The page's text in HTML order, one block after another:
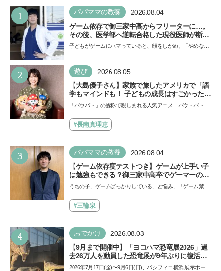
1 パパママの教養 2026.08.04
ゲーム依存で御三家中高からフリーターに…。
その後、医学部へ逆転合格した現役医師が断言
「ゲームの経験が受験勉強に役立った」そう考
子どもがゲームにハマっていると、顔をしかめ、「やめなさ
い…
2 遊び 2026.08.05
【大島優子さん】家族で旅したアメリカで「語
学もマインドも！ 子どもの成長はすごかった」
声優をつとめた映画『パウ・パトロール ザ・ダ
できると子どもに知ってほしい
「パウパト」の愛称で親しまれる人気アニメ「パウ・パトロ
ザ…
#長南真理恵
3 パパママの教養 2026.08.04
【ゲーム依存度テストつき】ゲームが上手い子
は勉強もできる？御三家中高卒でゲーマーの医
師・阿部智史さんが教えるゲームしながら受験
うちの子、ゲームばっかりしている、と悩み、「ゲーム禁
も…
#三輪泉
4 おでかけ 2026.08.03
【9月まで開催中】「ヨコハマ恐竜展2026」過
去26万人を動員した恐竜展が9年ぶりに復活！
夏休みのおでかけで楽しむポイントを完全ガイ
2026年7月17日(金)〜9月6日(日)、パシフィコ横浜 展示ホール